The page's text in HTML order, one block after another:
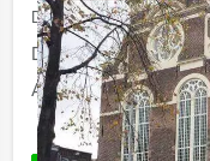
De prijzen zijn
Duur:
1 uur en
Aantal:
Minimaal